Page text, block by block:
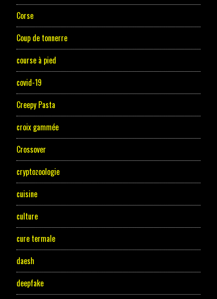
Corse
Coup de tonnerre
course à pied
covid-19
Creepy Pasta
croix gammée
Crossover
cryptozoologie
cuisine
culture
cure termale
daesh
deepfake